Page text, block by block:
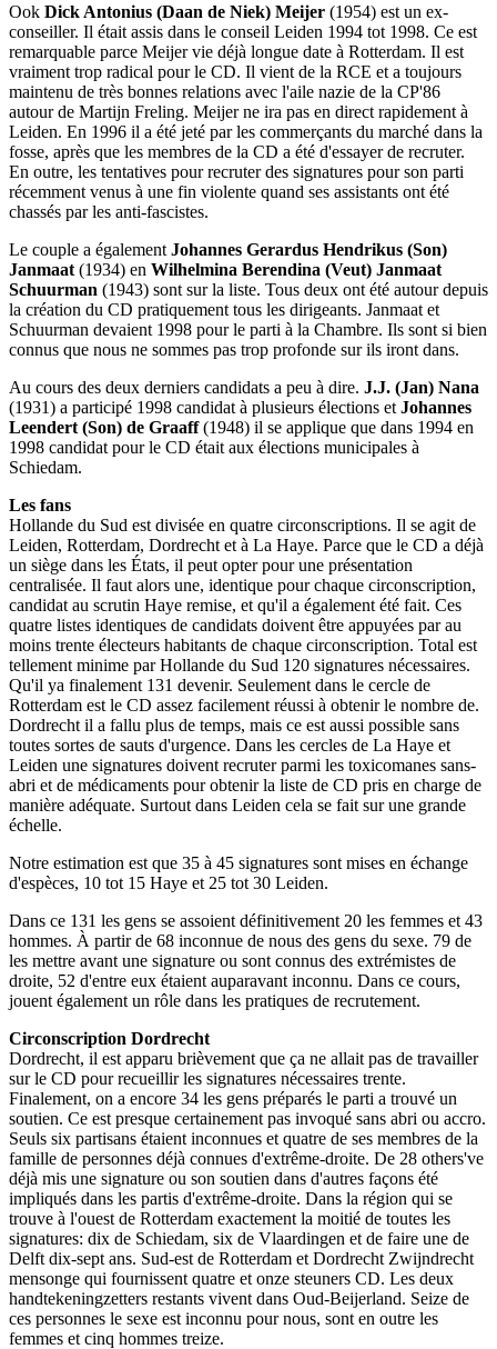
Ook Dick Antonius (Daan de Niek) Meijer (1954) est un ex-
conseiller. Il était assis dans le conseil Leiden 1994 tot 1998. Ce est
remarquable parce Meijer vie déjà longue date à Rotterdam. Il est
vraiment trop radical pour le CD. Il vient de la RCE et a toujours
maintenu de très bonnes relations avec l'aile nazie de la CP'86
autour de Martijn Freling. Meijer ne ira pas en direct rapidement à
Leiden. En 1996 il a été jeté par les commerçants du marché dans la
fosse, après que les membres de la CD a été d'essayer de recruter.
En outre, les tentatives pour recruter des signatures pour son parti
récemment venus à une fin violente quand ses assistants ont été
chassés par les anti-fascistes.
Le couple a également Johannes Gerardus Hendrikus (Son)
Janmaat (1934) en Wilhelmina Berendina (Veut) Janmaat
Schuurman (1943) sont sur la liste. Tous deux ont été autour depuis
la création du CD pratiquement tous les dirigeants. Janmaat et
Schuurman devaient 1998 pour le parti à la Chambre. Ils sont si bien
connus que nous ne sommes pas trop profonde sur ils iront dans.
Au cours des deux derniers candidats a peu à dire. J.J. (Jan) Nana
(1931) a participé 1998 candidat à plusieurs élections et Johannes
Leendert (Son) de Graaff(1948) il se applique que dans 1994 en
1998 candidat pour le CD était aux élections municipales à
Schiedam.
Les fans
Hollande du Sud est divisée en quatre circonscriptions. Il se agit de
Leiden, Rotterdam, Dordrecht et à La Haye. Parce que le CD a déjà
un siège dans les États, il peut opter pour une présentation
centralisée. Il faut alors une, identique pour chaque circonscription,
candidat au scrutin Haye remise, et qu'il a également été fait. Ces
quatre listes identiques de candidats doivent être appuyées par au
moins trente électeurs habitants de chaque circonscription. Total est
tellement minime par Hollande du Sud 120 signatures nécessaires.
Qu'il ya finalement 131 devenir. Seulement dans le cercle de
Rotterdam est le CD assez facilement réussi à obtenir le nombre de.
Dordrecht il a fallu plus de temps, mais ce est aussi possible sans
toutes sortes de sauts d'urgence. Dans les cercles de La Haye et
Leiden une signatures doivent recruter parmi les toxicomanes sans-
abri et de médicaments pour obtenir la liste de CD pris en charge de
manière adéquate. Surtout dans Leiden cela se fait sur une grande
échelle.
Notre estimation est que 35 à 45 signatures sont mises en échange
d'espèces, 10 tot 15 Haye et 25 tot 30 Leiden.
Dans ce 131 les gens se assoient définitivement 20 les femmes et 43
hommes. À partir de 68 inconnue de nous des gens du sexe. 79 de
les mettre avant une signature ou sont connus des extrémistes de
droite, 52 d'entre eux étaient auparavant inconnu. Dans ce cours,
jouent également un rôle dans les pratiques de recrutement.
Circonscription Dordrecht
Dordrecht, il est apparu brièvement que ça ne allait pas de travailler
sur le CD pour recueillir les signatures nécessaires trente.
Finalement, on a encore 34 les gens préparés le parti a trouvé un
soutien. Ce est presque certainement pas invoqué sans abri ou accro.
Seuls six partisans étaient inconnues et quatre de ses membres de la
famille de personnes déjà connues d'extrême-droite. De 28 others've
déjà mis une signature ou son soutien dans d'autres façons été
impliqués dans les partis d'extrême-droite. Dans la région qui se
trouve à l'ouest de Rotterdam exactement la moitié de toutes les
signatures: dix de Schiedam, six de Vlaardingen et de faire une de
Delft dix-sept ans. Sud-est de Rotterdam et Dordrecht Zwijndrecht
mensonge qui fournissent quatre et onze steuners CD. Les deux
handtekeningzetters restants vivent dans Oud-Beijerland. Seize de
ces personnes le sexe est inconnu pour nous, sont en outre les
femmes et cinq hommes treize.